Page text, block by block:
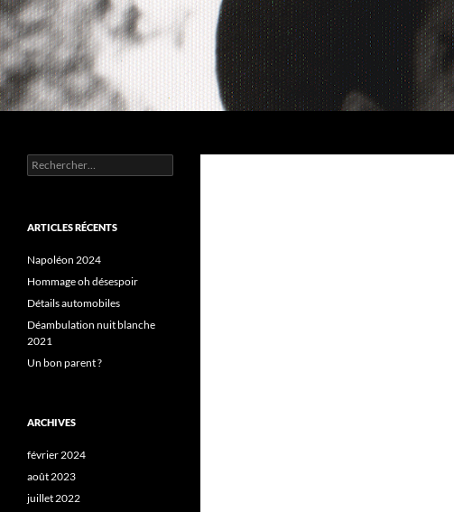
Aller
au
contenu
Rechercher :
ARTICLES RÉCENTS
Napoléon 2024
Hommage oh désespoir
Détails automobiles
Déambulation nuit blanche
2021
Un bon parent ?
ARCHIVES
février 2024
août 2023
juillet 2022